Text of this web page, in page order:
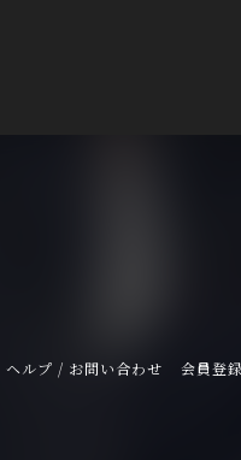
ヘルプ / お問い合わせ 会員登録